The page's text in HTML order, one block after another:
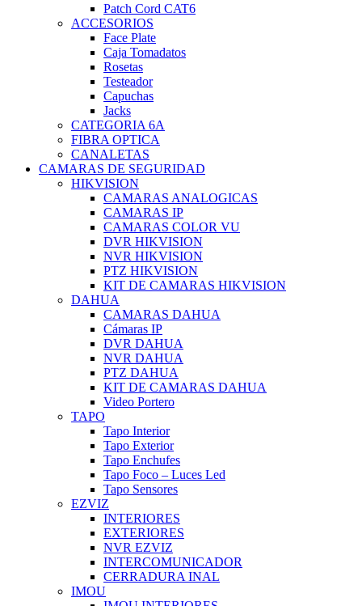
Patch Cord CAT6
ACCESORIOS
Face Plate
Caja Tomadatos
Rosetas
Testeador
Capuchas
Jacks
CATEGORIA 6A
FIBRA OPTICA
CANALETAS
CAMARAS DE SEGURIDAD
HIKVISION
CAMARAS ANALOGICAS
CAMARAS IP
CAMARAS COLOR VU
DVR HIKVISION
NVR HIKVISION
PTZ HIKVISION
KIT DE CAMARAS HIKVISION
DAHUA
CAMARAS DAHUA
Cámaras IP
DVR DAHUA
NVR DAHUA
PTZ DAHUA
KIT DE CAMARAS DAHUA
Video Portero
TAPO
Tapo Interior
Tapo Exterior
Tapo Enchufes
Tapo Foco – Luces Led
Tapo Sensores
EZVIZ
INTERIORES
EXTERIORES
NVR EZVIZ
INTERCOMUNICADOR
CERRADURA INAL
IMOU